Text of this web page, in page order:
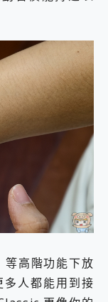
等高階功能下放
人都能用到接